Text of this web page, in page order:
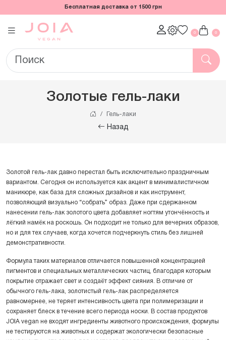
Бесплатная доставка от 1500 грн
0 0
Золотые гель-лаки
Гель-лаки
Назад
Золотой гель-лак давно перестал быть исключительно праздничным
вариантом. Сегодня он используется как акцент в минималистичном
маникюре, как база для сложных дизайнов и как инструмент,
позволяющий визуально “собрать” образ. Даже при сдержанном
нанесении гель-лак золотого цвета добавляет ногтям утончённость и
лёгкий намёк на роскошь. Он подходит не только для вечерних образов,
но и для тех случаев, когда хочется подчеркнуть стиль без лишней
демонстративности.
Формула таких материалов отличается повышенной концентрацией
пигментов и специальных металлических частиц, благодаря которым
покрытие отражает свет и создаёт эффект сияния. В отличие от
обычного гель-лака, золотистый гель-лак распределяется
равномернее, не теряет интенсивность цвета при полимеризации и
сохраняет блеск в течение всего периода носки. В состав продуктов
JOIA vegan не входят ингредиенты животного происхождения, формулы
не тестируются на животных и содержат экологически безопасные